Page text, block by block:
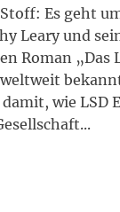
Es geht
Leary und
Roman „Das
wie LSD
...